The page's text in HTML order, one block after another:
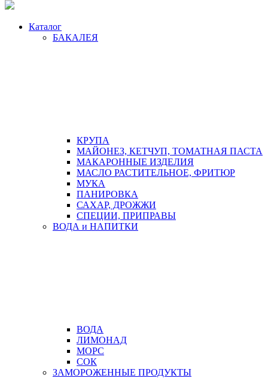
Каталог
БАКАЛЕЯ
КРУПА
МАЙОНЕЗ, КЕТЧУП, ТОМАТНАЯ ПАСТА
МАКАРОННЫЕ ИЗДЕЛИЯ
МАСЛО РАСТИТЕЛЬНОЕ, ФРИТЮР
МУКА
ПАНИРОВКА
САХАР, ДРОЖЖИ
СПЕЦИИ, ПРИПРАВЫ
ВОДА и НАПИТКИ
ВОДА
ЛИМОНАД
МОРС
СОК
ЗАМОРОЖЕННЫЕ ПРОДУКТЫ